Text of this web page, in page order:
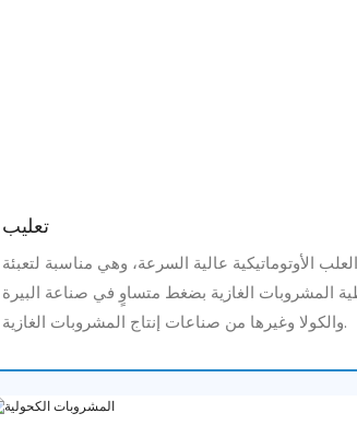
تعليب
العلب الأوتوماتيكية عالية السرعة، وهي مناسبة لتعبئة
المشروبات الغازية بضغط متساوٍ في صناعة البيرة
والكولا وغيرها من صناعات إنتاج المشروبات الغازية.